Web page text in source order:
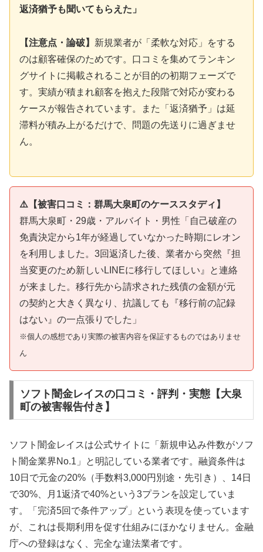
返済猶予も聞いてもらえた」
【注意点・論破】 新規業者が「柔軟な対応」をする
のは顧客確保のためです。口コミを集めてランキン
グサイトに掲載されることが目的の初期フェーズで
す。実績が積まれ顧客を抱えた段階で対応が変わる
ケースが報告されています。また「返済猶予」は延
滞料が積み上がるだけで、問題の先送りに過ぎませ
ん。
⚠️【被害口コミ：群馬大泉町のケーススタディ】
群馬大泉町・29歳・アルバイト・男性「自己破産の
免責決定から1年が経過していなかった時期にレオン
を利用しました。3回返済した後、業者から突然『担
当変更のため新しいLINEに移行してほしい』と連絡
が来ました。移行先から請求された残債の金額が元
の契約と大きく異なり、抗議しても『移行前の記録
はない』の一点張りでした」
※個人の感想であり実際の被害内容を保証するものではありませ
ん
ソフト闇金レイスの口コミ・評判・実態【大泉
町の被害報告付き】
ソフト闇金レイスは公式サイトに「新規申込み件数がソフ
ト闇金業界No.1」と明記している業者です。融資条件は
10日で元金の20%（手数料3,000円別途・先引き）、14日
で30%、月1返済で40%という3プランを設定していま
す。「完済5回で条件アップ」という表現を使っています
が、これは長期利用を促す仕組みにほかなりません。金融
庁への登録はなく、完全な違法業者です。